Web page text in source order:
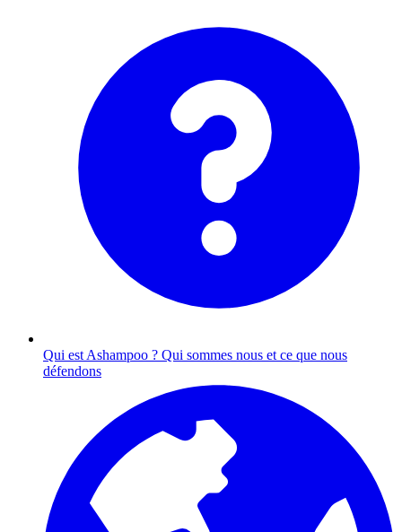
Qui est Ashampoo ? Qui sommes nous et ce que nous
défendons